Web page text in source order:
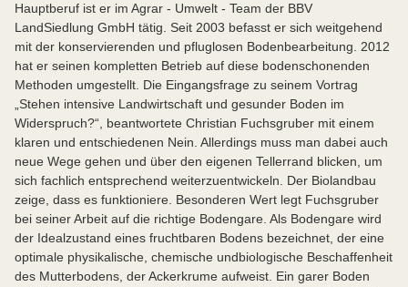
Hauptberuf ist er im Agrar - Umwelt - Team der BBV
LandSiedlung GmbH tätig. Seit 2003 befasst er sich weitgehend
mit der konservierenden und pfluglosen Bodenbearbeitung. 2012
hat er seinen kompletten Betrieb auf diese bodenschonenden
Methoden umgestellt. Die Eingangsfrage zu seinem Vortrag
„Stehen intensive Landwirtschaft und gesunder Boden im
Widerspruch?“, beantwortete Christian Fuchsgruber mit einem
klaren und entschiedenen Nein. Allerdings muss man dabei auch
neue Wege gehen und über den eigenen Tellerrand blicken, um
sich fachlich entsprechend weiterzuentwickeln. Der Biolandbau
zeige, dass es funktioniere. Besonderen Wert legt Fuchsgruber
bei seiner Arbeit auf die richtige Bodengare. Als Bodengare wird
der Idealzustand eines fruchtbaren Bodens bezeichnet, der eine
optimale physikalische, chemische undbiologische Beschaffenheit
des Mutterbodens, der Ackerkrume aufweist. Ein garer Boden